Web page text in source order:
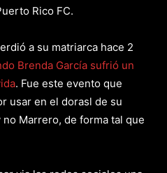
Rico FC.
a su matriarca hace 2
Brenda García sufrió un
. Fue este evento que
usar en el dorasl de su
Marrero, de forma tal que